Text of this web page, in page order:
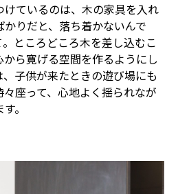
ているのは、木の家具を入れ
りだと、落ち着かないんで
ところどころ木を差し込むこ
ら寛げる空間を作るようにし
子供が来たときの遊び場にも
座って、心地よく揺られなが
。